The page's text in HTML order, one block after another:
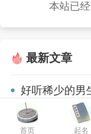
本站已
最新文章
好听稀少的男
男宝宝名字
首页 起名